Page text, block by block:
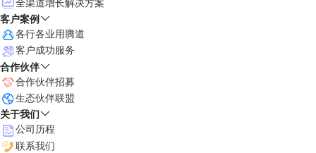
客户案例
各行各业用腾道
客户成功服务
合作伙伴
合作伙伴招募
生态伙伴联盟
关于我们
公司历程
联系我们